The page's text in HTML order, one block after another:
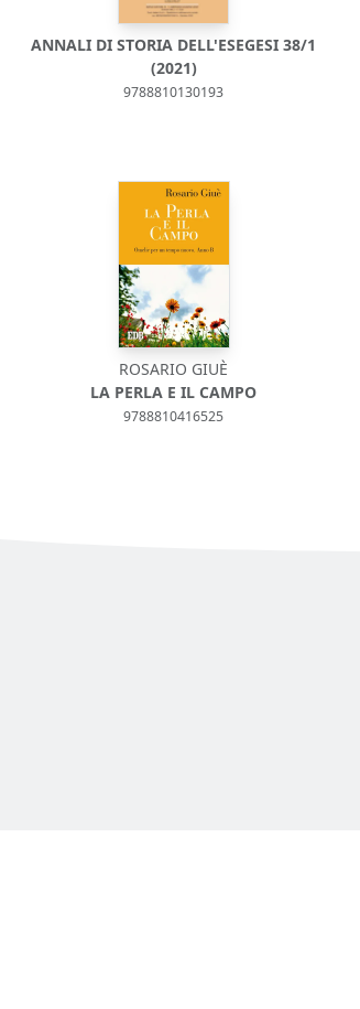
ANNALI DI STORIA DELL'ESEGESI 38/1
(2021)
9788810130193
ROSARIO GIUÈ
LA PERLA E IL CAMPO
9788810416525